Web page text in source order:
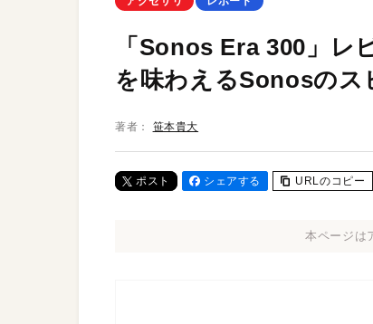
「Sonos Era 300」レ
を味わえるSonosのス
著者： 笹本貴大
ポスト シェアする URLのコピー
本ページは